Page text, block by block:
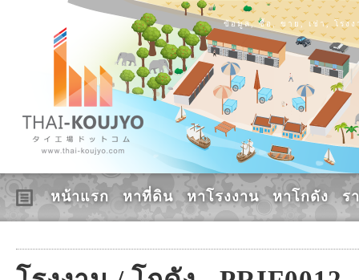
ข้อมูล, ซื้อ, ขาย, เช่า, โรง
หน้าแรก หาที่ดิน หาโรงงาน หาโกดัง ร